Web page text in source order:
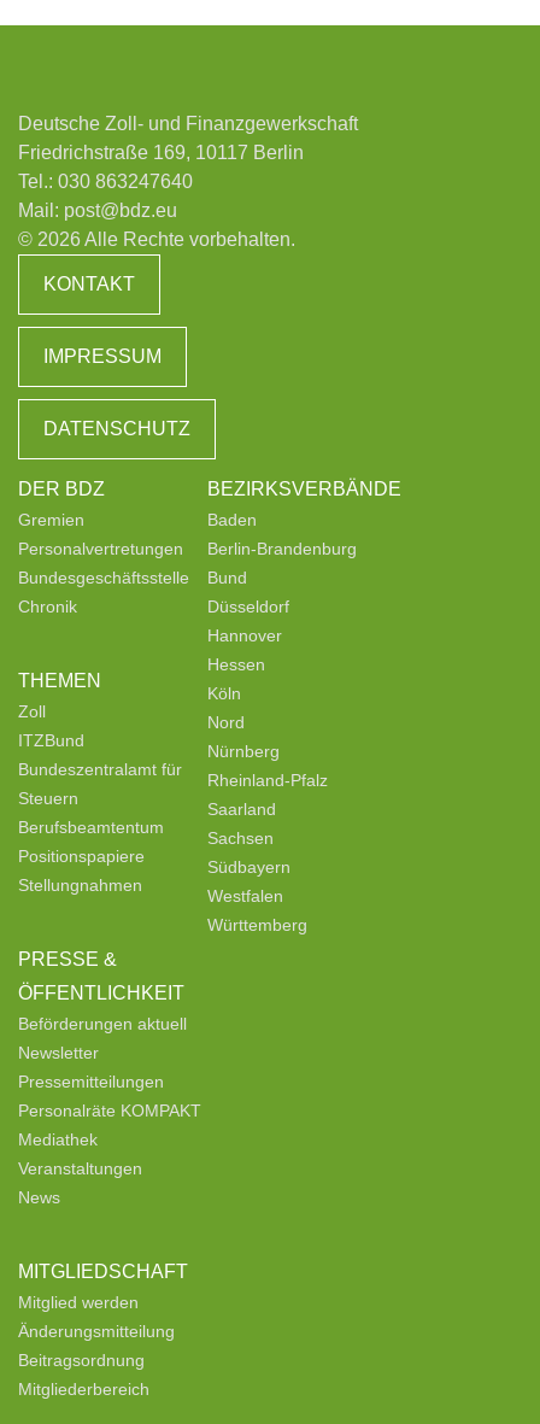
Deutsche Zoll- und Finanzgewerkschaft
Friedrichstraße 169, 10117 Berlin
Tel.: 030 863247640
Mail: post@bdz.eu
© 2026 Alle Rechte vorbehalten.
KONTAKT
IMPRESSUM
DATENSCHUTZ
DER BDZ
Gremien
Personalvertretungen
Bundesgeschäftsstelle
Chronik
THEMEN
Zoll
ITZBund
Bundeszentralamt für
Steuern
Berufsbeamtentum
Positionspapiere
Stellungnahmen
PRESSE &
ÖFFENTLICHKEIT
Beförderungen aktuell
Newsletter
Pressemitteilungen
Personalräte KOMPAKT
Mediathek
Veranstaltungen
News
MITGLIEDSCHAFT
Mitglied werden
Änderungsmitteilung
Beitragsordnung
Mitgliederbereich
BEZIRKSVERBÄNDE
Baden
Berlin-Brandenburg
Bund
Düsseldorf
Hannover
Hessen
Köln
Nord
Nürnberg
Rheinland-Pfalz
Saarland
Sachsen
Südbayern
Westfalen
Württemberg